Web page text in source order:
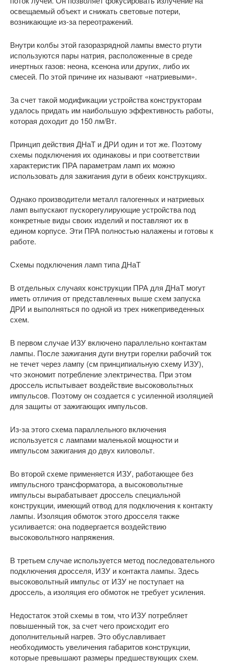
освещаемый объект и снижать световые потери,
возникающие из-за переотражений.
Внутри колбы этой газоразрядной лампы вместо ртути
используются пары натрия, расположенные в среде
инертных газов: неона, ксенона или других, либо их
смесей. По этой причине их называют «натриевыми».
За счет такой модификации устройства конструкторам
удалось придать им наибольшую эффективность работы,
которая доходит до 150 лм/Вт.
Принцип действия ДНаТ и ДРИ один и тот же. Поэтому
схемы подключения их одинаковы и при соответствии
характеристик ПРА параметрам ламп их можно
использовать для зажигания дуги в обеих конструкциях.
Однако производители металл галогенных и натриевых
ламп выпускают пускорегулирующие устройства под
конкретные виды своих изделий и поставляют их в
едином корпусе. Эти ПРА полностью налажены и готовы к
работе.
Схемы подключения ламп типа ДНаТ
В отдельных случаях конструкции ПРА для ДНаТ могут
иметь отличия от представленных выше схем запуска
ДРИ и выполняться по одной из трех нижеприведенных
схем.
В первом случае ИЗУ включено параллельно контактам
лампы. После зажигания дуги внутри горелки рабочий ток
не течет через лампу (см принципиальную схему ИЗУ),
что экономит потребление электричества. При этом
дроссель испытывает воздействие высоковольтных
импульсов. Поэтому он создается с усиленной изоляцией
для защиты от зажигающих импульсов.
Из-за этого схема параллельного включения
используется с лампами маленькой мощности и
импульсом зажигания до двух киловольт.
Во второй схеме применяется ИЗУ, работающее без
импульсного трансформатора, а высоковольтные
импульсы вырабатывает дроссель специальной
конструкции, имеющий отвод для подключения к контакту
лампы. Изоляция обмоток этого дросселя также
усиливается: она подвергается воздействию
высоковольтного напряжения.
В третьем случае используется метод последовательного
подключения дросселя, ИЗУ и контакта лампы. Здесь
высоковольтный импульс от ИЗУ не поступает на
дроссель, а изоляция его обмоток не требует усиления.
Недостаток этой схемы в том, что ИЗУ потребляет
повышенный ток, за счет чего происходит его
дополнительный нагрев. Это обуславливает
необходимость увеличения габаритов конструкции,
которые превышают размеры предшествующих схем.